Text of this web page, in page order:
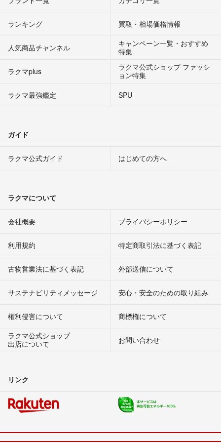
ランキング 買取・相場価格情報
人気商品チャンネル
キャンペーン一覧・おすすめ
特集
ラクマplus
ラクマ公式ショップ ファッシ
ョン特集
ラクマ最強鑑定
SPU
ガイド
ラクマ公式ガイド はじめての方へ
ラクマについて
会社概要 プライバシーポリシー
利用規約 特定商取引法に基づく表記
古物営業法に基づく表記 外部送信について
サステナビリティメッセージ 安心・安全のための取り組み
権利侵害について
商標権について
ラクマ公式ショップ
出店について
お問い合わせ
リンク